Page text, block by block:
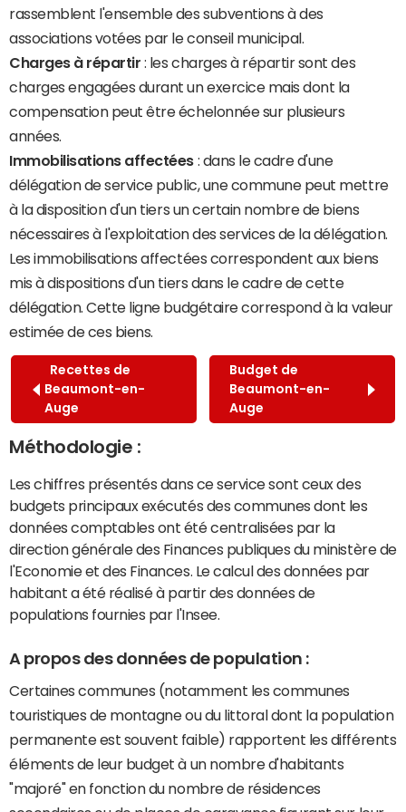
rassemblent l'ensemble des subventions à des
associations votées par le conseil municipal.
Charges à répartir : les charges à répartir sont des
charges engagées durant un exercice mais dont la
compensation peut être échelonnée sur plusieurs
années.
Immobilisations affectées : dans le cadre d'une
délégation de service public, une commune peut mettre
à la disposition d'un tiers un certain nombre de biens
nécessaires à l'exploitation des services de la délégation.
Les immobilisations affectées correspondent aux biens
mis à dispositions d'un tiers dans le cadre de cette
délégation. Cette ligne budgétaire correspond à la valeur
estimée de ces biens.
Recettes de
Beaumont-en-
Auge
Budget de
Beaumont-en-
Auge
Méthodologie :
Les chiffres présentés dans ce service sont ceux des
budgets principaux exécutés des communes dont les
données comptables ont été centralisées par la
direction générale des Finances publiques du ministère de
l'Economie et des Finances. Le calcul des données par
habitant a été réalisé à partir des données de
populations fournies par l'Insee.
A propos des données de population :
Certaines communes (notamment les communes
touristiques de montagne ou du littoral dont la population
permanente est souvent faible) rapportent les différents
éléments de leur budget à un nombre d'habitants
"majoré" en fonction du nombre de résidences